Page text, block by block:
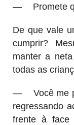
— Promete
De que vale
cumprir?
manter a
todas as
—
Você me
regressando
frente à face